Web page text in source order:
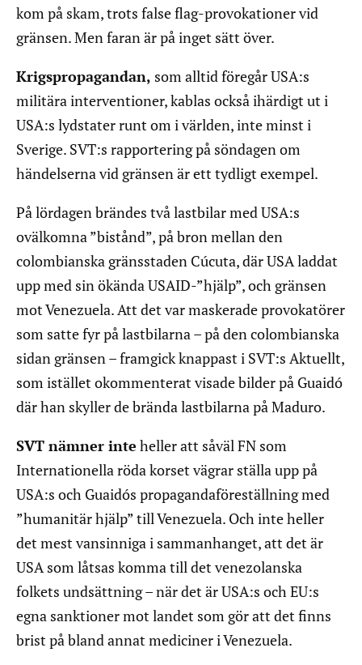
kom på skam, trots false flag-provokationer vid
gränsen. Men faran är på inget sätt över.
Krigspropagandan, som alltid föregår USA:s
militära interventioner, kablas också ihärdigt ut i
USA:s lydstater runt om i världen, inte minst i
Sverige. SVT:s rapportering på söndagen om
händelserna vid gränsen är ett tydligt exempel.
På lördagen brändes två lastbilar med USA:s
ovälkomna ”bistånd”, på bron mellan den
colombianska gränsstaden Cúcuta, där USA laddat
upp med sin ökända USAID-”hjälp”, och gränsen
mot Venezuela. Att det var maskerade provokatörer
som satte fyr på lastbilarna – på den colombianska
sidan gränsen – framgick knappast i SVT:s Aktuellt,
som istället okommenterat visade bilder på Guaidó
där han skyller de brända lastbilarna på Maduro.
SVT nämner inte heller att såväl FN som
Internationella röda korset vägrar ställa upp på
USA:s och Guaidós propagandaföreställning med
”humanitär hjälp” till Venezuela. Och inte heller
det mest vansinniga i sammanhanget, att det är
USA som låtsas komma till det venezolanska
folkets undsättning – när det är USA:s och EU:s
egna sanktioner mot landet som gör att det finns
brist på bland annat mediciner i Venezuela.